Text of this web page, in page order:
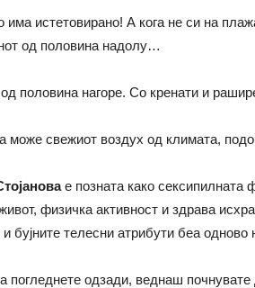
има истетовирано! А кога не си на
од половина надолу…
половина нагоре. Со кренати и
може свежиот воздух од климата,
е позната како сексипилната
физичка активност и здрава
и бујните телесни атрибути беа
погледнете одзади, веднаш